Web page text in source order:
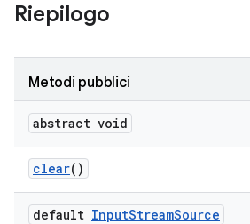
Riepilogo
Metodi pubblici
abstract void
clear()
default InputStreamSource